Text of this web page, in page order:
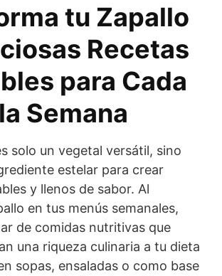
tu Zapallo
Recetas
para Cada
Semana
solo un vegetal versátil, sino
estelar para crear
y llenos de sabor. Al
en tus menús semanales,
de comidas nutritivas que
una riqueza culinaria a tu dieta
sopas, ensaladas o como base